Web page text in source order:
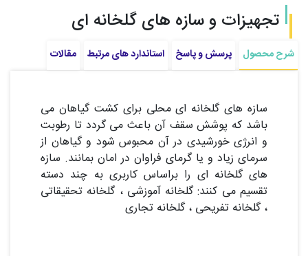
تجهیزات و سازه های گلخانه ای
شرح محصول پرسش و پاسخ استاندارد های مرتبط مقالات
سازه های گلخانه ای محلی برای کشت گیاهان می
باشد که پوشش سقف آن باعث می گردد تا رطوبت
و انرژی خورشیدی در آن محبوس شود و گیاهان از
سرمای زیاد و یا گرمای فراوان در امان بمانند. سازه
های گلخانه ای را براساس کاربری به چند دسته
تقسیم می کنند: گلخانه آموزشی ، گلخانه تحقیقاتی
، گلخانه تفریحی ، گلخانه تجاری